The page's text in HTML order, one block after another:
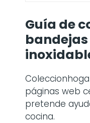
Guía de
páginas web
pretende
cocina.